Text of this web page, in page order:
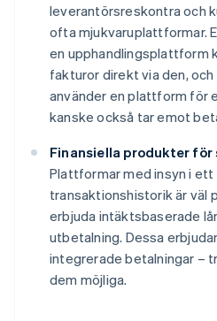
leverantörsreskontra och
ofta mjukvaruplattformar.
en upphandlingsplattform
fakturor direkt via den,
använder en plattform för
kanske också tar emot
Finansiella produkter
Plattformar med insyn i
transaktionshistorik är väl
erbjuda intäktsbaserade
utbetalning. Dessa
integrerade betalningar –
dem möjliga.